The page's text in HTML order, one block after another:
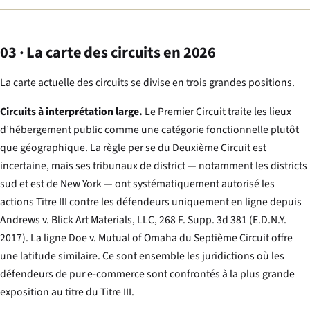
03 · La carte des circuits en 2026
La carte actuelle des circuits se divise en trois grandes positions.
Circuits à interprétation large. Le Premier Circuit traite les lieux
d’hébergement public comme une catégorie fonctionnelle plutôt
que géographique. La règleper sedu Deuxième Circuit est
incertaine, mais ses tribunaux de district — notamment les districts
sud et est de New York — ont systématiquement autorisé les
actions Titre III contre les défendeurs uniquement en ligne depuis
Andrews v. Blick Art Materials, LLC, 268 F. Supp. 3d 381 (E.D.N.Y.
2017). La ligneDoe v. Mutual of Omahadu Septième Circuit offre
une latitude similaire. Ce sont ensemble les juridictions où les
défendeurs de pur e-commerce sont confrontés à la plus grande
exposition au titre du Titre III.